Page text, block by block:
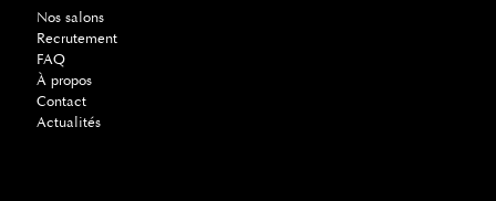
Nos salons
Recrutement
FAQ
À propos
Contact
Actualités